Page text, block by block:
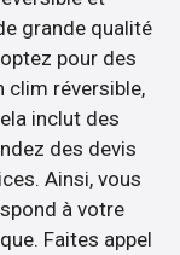
grande qualité
pour des
clim réversible,
inclut des
des devis
Ainsi, vous
à votre
Faites appel